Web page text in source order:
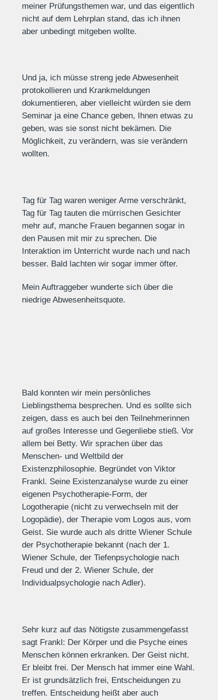
meiner Prüfungsthemen war, und das eigentlich
nicht auf dem Lehrplan stand, das ich ihnen
aber unbedingt mitgeben wollte.
Und ja, ich müsse streng jede Abwesenheit
protokollieren und Krankmeldungen
dokumentieren, aber vielleicht würden sie dem
Seminar ja eine Chance geben, Ihnen etwas zu
geben, was sie sonst nicht bekämen. Die
Möglichkeit, zu verändern, was sie verändern
wollten.
Tag für Tag waren weniger Arme verschränkt,
Tag für Tag tauten die mürrischen Gesichter
mehr auf, manche Frauen begannen sogar in
den Pausen mit mir zu sprechen. Die
Interaktion im Unterricht wurde nach und nach
besser. Bald lachten wir sogar immer öfter.
Mein Auftraggeber wunderte sich über die
niedrige Abwesenheitsquote.
Bald konnten wir mein persönliches
Lieblingsthema besprechen. Und es sollte sich
zeigen, dass es auch bei den Teilnehmerinnen
auf großes Interesse und Gegenliebe stieß. Vor
allem bei Betty. Wir sprachen über das
Menschen- und Weltbild der
Existenzphilosophie. Begründet von Viktor
Frankl. Seine Existenzanalyse wurde zu einer
eigenen Psychotherapie-Form, der
Logotherapie (nicht zu verwechseln mit der
Logopädie), der Therapie vom Logos aus, vom
Geist. Sie wurde auch als dritte Wiener Schule
der Psychotherapie bekannt (nach der 1.
Wiener Schule, der Tiefenpsychologie nach
Freud und der 2. Wiener Schule, der
Individualpsychologie nach Adler).
Sehr kurz auf das Nötigste zusammengefasst
sagt Frankl: Der Körper und die Psyche eines
Menschen können erkranken. Der Geist nicht.
Er bleibt frei. Der Mensch hat immer eine Wahl.
Er ist grundsätzlich frei, Entscheidungen zu
treffen. Entscheidung heißt aber auch